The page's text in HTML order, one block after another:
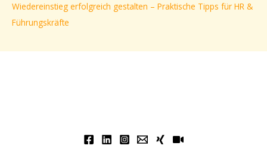
Wiedereinstieg erfolgreich gestalten – Praktische Tipps für HR &
Führungskräfte